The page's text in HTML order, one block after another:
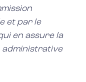
et par le
en assure la
administrative